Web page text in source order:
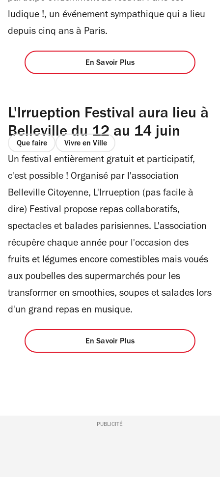
ludique !, un événement sympathique qui a lieu
depuis cinq ans à Paris.
En Savoir Plus
L'Irrueption Festival aura lieu à
Belleville du 12 au 14 juin
Que faire Vivre en Ville
Un festival entièrement gratuit et participatif,
c'est possible ! Organisé par l'association
Belleville Citoyenne, L'Irrueption (pas facile à
dire) Festival propose repas collaboratifs,
spectacles et balades parisiennes. L'association
récupère chaque année pour l'occasion des
fruits et légumes encore comestibles mais voués
aux poubelles des supermarchés pour les
transformer en smoothies, soupes et salades lors
d'un grand repas en musique.
En Savoir Plus
PUBLICITÉ